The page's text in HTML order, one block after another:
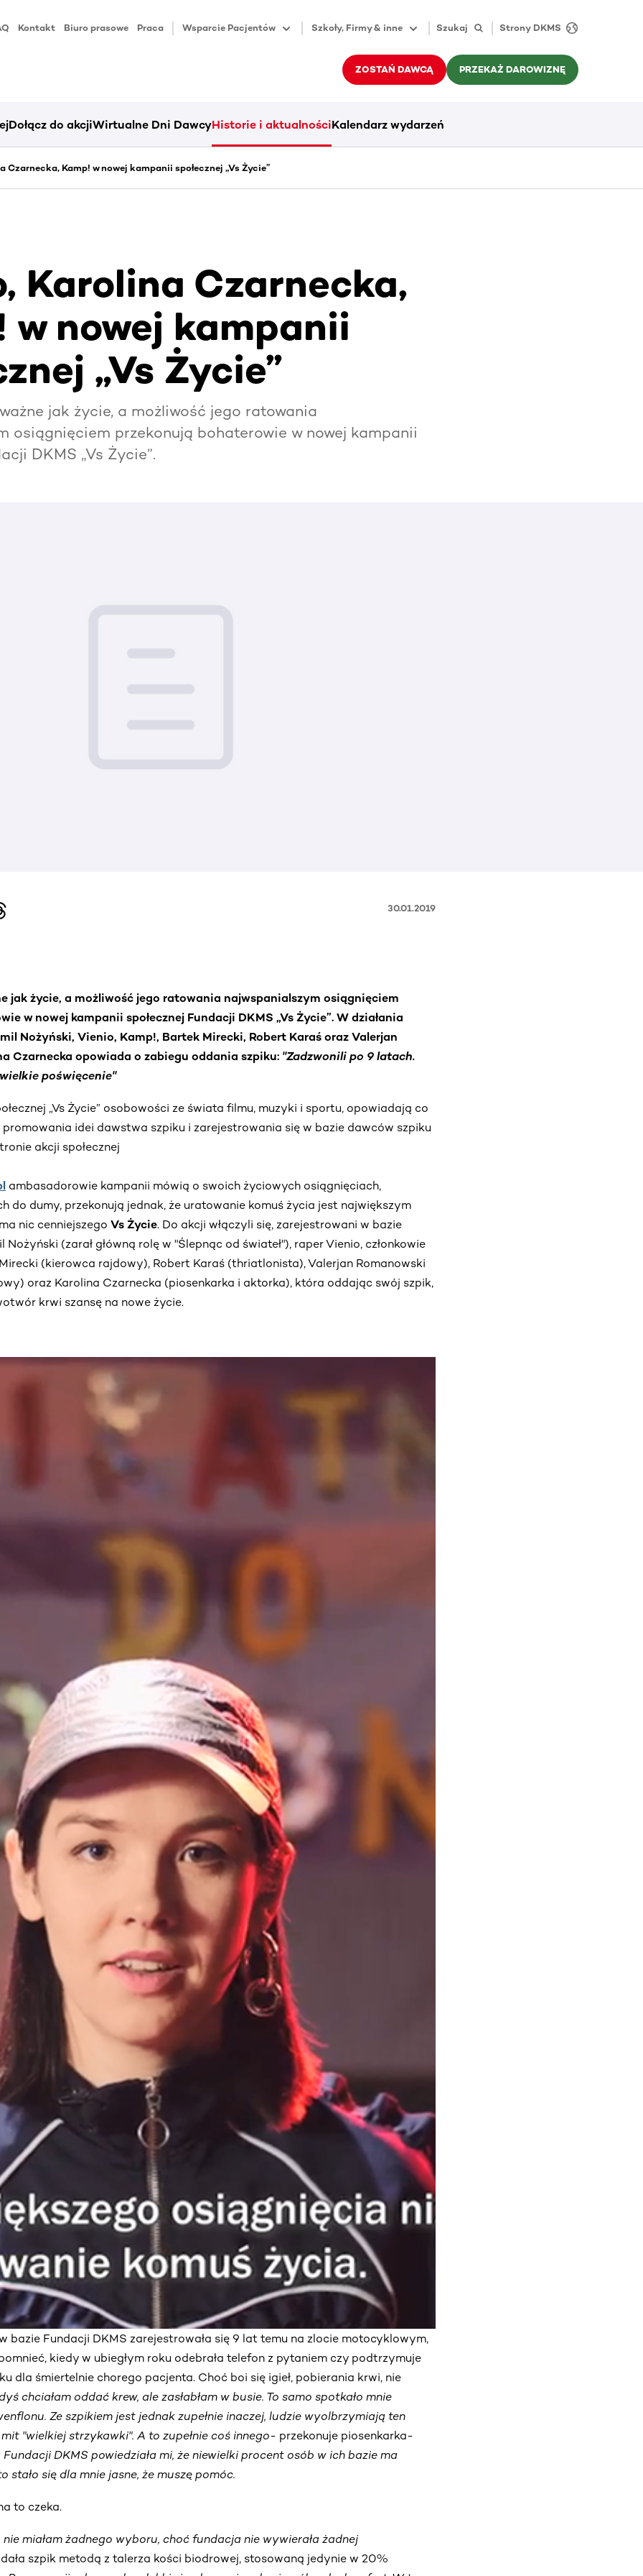
Kontakt Biuro prasowe Praca Wsparcie Pacjentów Szkoły, Firmy & inne Szukaj Strony DKMS
ZOSTAŃ DAWCĄ PRZEKAŻ DAROWIZNĘ
Dołącz do akcjiWirtualne Dni DawcyHistorie i aktualnościKalendarz wydarzeń
Czarnecka, Kamp! w nowej kampanii społecznej „Vs Życie”
Karolina Czarnecka,
w nowej kampanii
„Vs Życie”
jak życie, a możliwość jego ratowania
osiągnięciem przekonują bohaterowie w nowej kampanii
DKMS „Vs Życie”.
30.01.2019
jak życie, a możliwość jego ratowania najwspanialszym osiągnięciem
w nowej kampanii społecznej Fundacji DKMS „Vs Życie”. W działania
Nożyński, Vienio, Kamp!, Bartek Mirecki, Robert Karaś oraz Valerjan
Czarnecka opowiada o zabiegu oddania szpiku: "Zadzwonili po 9 latach.
poświęcenie"
„Vs Życie” osobowości ze świata filmu, muzyki i sportu, opowiadają co
idei dawstwa szpiku i zarejestrowania się w bazie dawców szpiku
akcji społecznej
ambasadorowie kampanii mówią o swoich życiowych osiągnięciach,
do dumy, przekonują jednak, że uratowanie komuś życia jest największym
nic cenniejszego Vs Życie. Do akcji włączyli się, zarejestrowani w bazie
Nożyński (zarał główną rolę w "Ślepnąc od świateł"), raper Vienio, członkowie
(kierowca rajdowy), Robert Karaś (thriatlonista), Valerjan Romanowski
oraz Karolina Czarnecka (piosenkarka i aktorka), która oddając swój szpik,
krwi szansę na nowe życie.
bazie Fundacji DKMS zarejestrowała się 9 lat temu na zlocie motocyklowym,
kiedy w ubiegłym roku odebrała telefon z pytaniem czy podtrzymuje
dla śmiertelnie chorego pacjenta. Choć boi się igieł, pobierania krwi, nie
chciałam oddać krew, ale zasłabłam w busie. To samo spotkało mnie
Ze szpikiem jest jednak zupełnie inaczej, ludzie wyolbrzymiają ten
"wielkiej strzykawki". A to zupełnie coś innego- przekonuje piosenkarka-
DKMS powiedziała mi, że niewielki procent osób w ich bazie ma
stało się dla mnie jasne, że muszę pomóc.
to czeka.
miałam żadnego wyboru, choć fundacja nie wywierała żadnej
szpik metodą z talerza kości biodrowej, stosowaną jedynie w 20%